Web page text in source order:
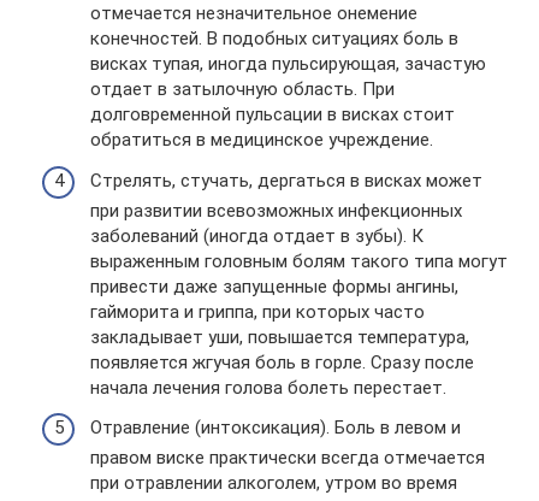
отмечается незначительное онемение
конечностей. В подобных ситуациях боль в
висках тупая, иногда пульсирующая, зачастую
отдает в затылочную область. При
долговременной пульсации в висках стоит
обратиться в медицинское учреждение.
Стрелять, стучать, дергаться в висках может
при развитии всевозможных инфекционных
заболеваний (иногда отдает в зубы). К
выраженным головным болям такого типа могут
привести даже запущенные формы ангины,
гайморита и гриппа, при которых часто
закладывает уши, повышается температура,
появляется жгучая боль в горле. Сразу после
начала лечения голова болеть перестает.
Отравление (интоксикация). Боль в левом и
правом виске практически всегда отмечается
при отравлении алкоголем, утром во время